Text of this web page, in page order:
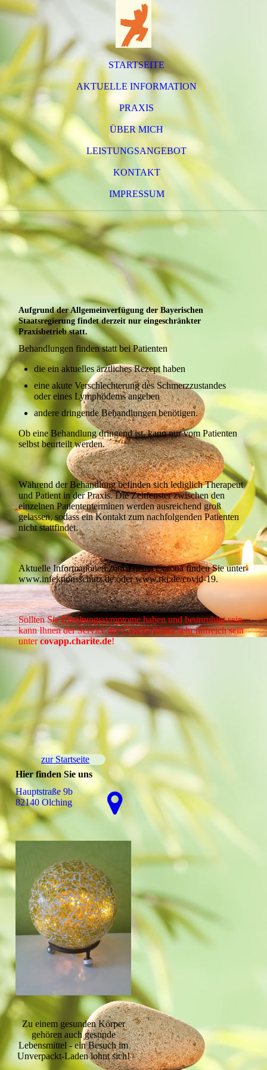
STARTSEITE
AKTUELLE INFORMATION
PRAXIS
ÜBER MICH
LEISTUNGSANGEBOT
KONTAKT
IMPRESSUM
Aufgrund der Allgemeinverfügung der Bayerischen
Staatsregierung findet derzeit nur eingeschränkter
Praxisbetrieb statt.
Behandlungen finden statt bei Patienten
die ein aktuelles ärztliches Rezept haben
eine akute Verschlechterung des Schmerzzustandes
oder eines Lymphödems angeben
andere dringende Behandlungen benötigen.
Ob eine Behandlung dringend ist, kann nur vom Patienten
selbst beurteilt werden.
Während der Behandlung befinden sich lediglich Therapeut
und Patient in der Praxis. Die Zeitfenster zwischen den
einzelnen Patiententerminen werden ausreichend groß
gelassen, sodass ein Kontakt zum nachfolgenden Patienten
nicht stattfindet.
Aktuelle Informationen zum Thema Corona finden Sie unter
www.infektionsschutz.de oder www.rki.de/covid-19.
Sollten Sie Erkältungssymptome haben und beunruhigt sein,
kann Ihnen der Service der Charité Berlin sehr hilfreich sein
untercovapp.charite.de!
zur Startseite
Hier finden Sie uns
Hauptstraße 9b
82140 Olching
Zu einem gesunden Körper
gehören auch gesunde
Lebensmittel - ein Besuch im
Unverpackt-Laden lohnt sich!